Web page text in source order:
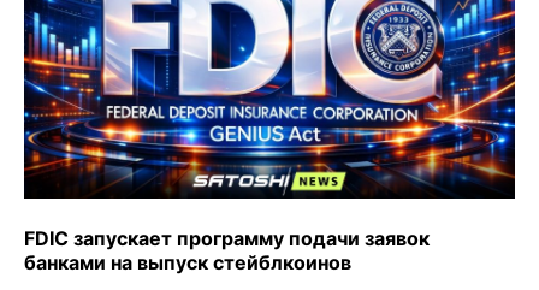
FDIC запускает программу подачи заявок
банками на выпуск стейблкоинов